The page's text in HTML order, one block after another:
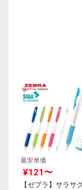
最安単価
¥121〜
【ゼブラ】サラサ